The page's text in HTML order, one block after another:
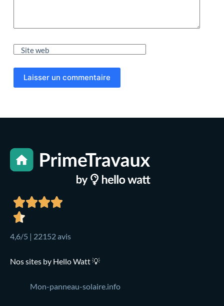
Site web
Laisser un commentaire
4,6/5 | 22152 avis
Nos sites by Hello Watt 💡
Mon-panneau-solaire.info